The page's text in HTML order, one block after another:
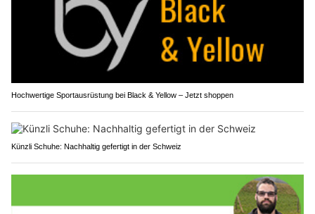
Hochwertige Sportausrüstung bei Black & Yellow – Jetzt shoppen
Künzli Schuhe: Nachhaltig gefertigt in der Schweiz